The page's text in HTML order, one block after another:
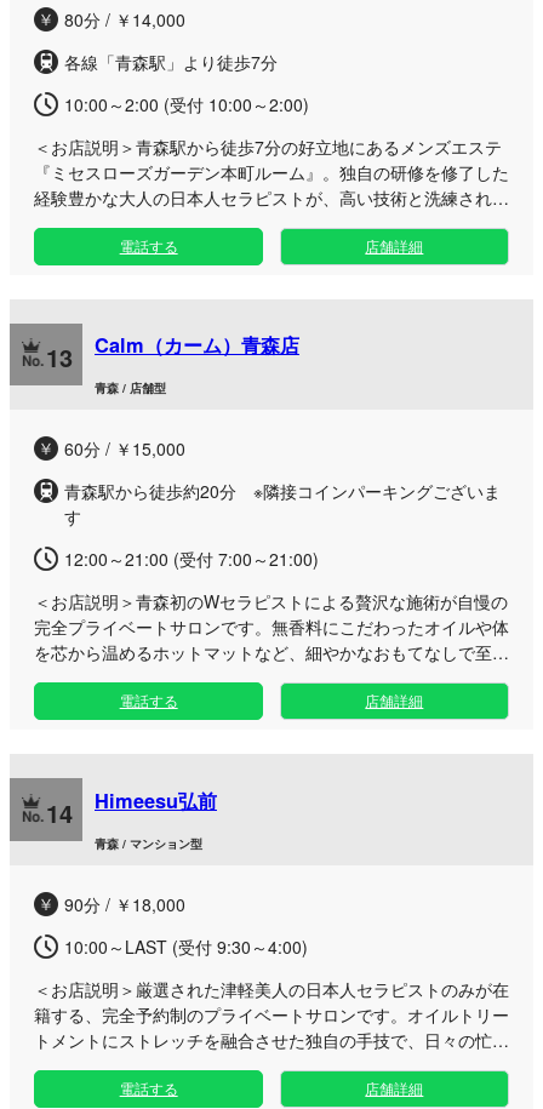
エストも心よりお待ちしております。
80分 / ￥14,000
各線「青森駅」より徒歩7分
10:00～2:00 (受付 10:00～2:00)
＜お店説明＞青森駅から徒歩7分の好立地にあるメンズエステ
『ミセスローズガーデン本町ルーム』。独自の研修を修了した
経験豊かな大人の日本人セラピストが、高い技術と洗練された
ホスピタリティで心身を深く癒やします。 当店はお客様との
信頼関係を大切にし、長く通いたくなる上質な隠れ家サロンを
目指しております。 施術にはお肌に優しい厳選されたオイル
供。完全予約制のプライベートなマンションの一室で、周囲の
目を気にすることなく自分だけの贅沢な時間をお過ごいいただ
けます。 青森市本町の閑静なエリアで、日常の喧騒を離れ、
心まで深く満たされる本格派のトリートメントをぜひご堪能く
電話する 店舗詳細
13 Calm（カーム）青森店
青森 / 店舗型
60分 / ￥15,000
青森駅から徒歩約20分 ※隣接コインパーキングございま
す
12:00～21:00 (受付 7:00～21:00)
＜お店説明＞青森初のWセラピストによる贅沢な施術が自慢の
完全プライベートサロンです。無香料にこだわったオイルや体
を芯から温めるホットマットなど、細やかなおもてなしで至高
のリラックスタイムをお届けいたします。 おかげさまでオー
プンから3周年を迎えることができました。日頃からお越しい
10分の好立地にあるマンション型のワンルーム。周りの目を
一切気にせず、心からリフレッシュできる特別な空間をご用意
しております。 人気のWセラピストによるメニューは、スタ
ッフの出勤が重なっているタイミング限定のプレミアムな体験
問い合わせください。すべてのお客様に寄り添い、お帰りの瞬
間まで温もり溢れるおもてなしで癒やしをお約束いたします。
電話する 店舗詳細
14 Himeesu弘前
青森 / マンション型
90分 / ￥18,000
10:00～LAST (受付 9:30～4:00)
＜お店説明＞ 厳選された津軽美人の日本人セラピストのみが在
籍する、完全予約制のプライベートサロンです。オイルトリー
トメントにストレッチを融合させた独自の手技で、日々の忙し
さを忘れ心身を深く癒やす至福のひと時をお届けします。 弘
前エリアに誕生した当ルームは、静かに自分だけの時間を堪能
電話する 店舗詳細